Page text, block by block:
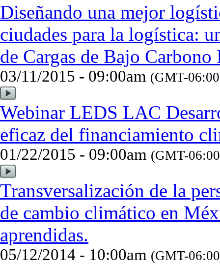
Diseñando una mejor
ciudades para la logística:
de Cargas de Bajo Carbono
03/11/2015 - 09:00am (GMT-
Webinar LEDS LAC
eficaz del financiamiento
01/22/2015 - 09:00am (GMT-
Transversalización de la
de cambio climático en
aprendidas.
05/12/2014 - 10:00am (GMT-